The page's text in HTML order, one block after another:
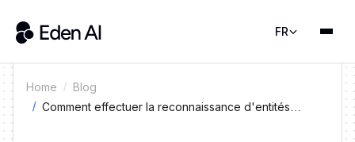
FR
Home
Blog
Comment effectuer la reconnaissance d'entités